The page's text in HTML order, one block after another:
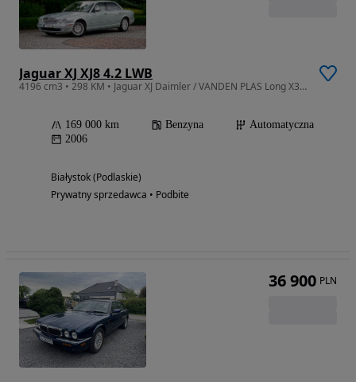
Jaguar XJ XJ8 4.2 LWB
4196 cm3 • 298 KM • Jaguar XJ Daimler / VANDEN PLAS Long X350 - stan wzorowy / Prywatnie
169 000 km Benzyna
Automatyczna
2006
Białystok (Podlaskie)
Prywatny sprzedawca • Podbite
36 900 PLN